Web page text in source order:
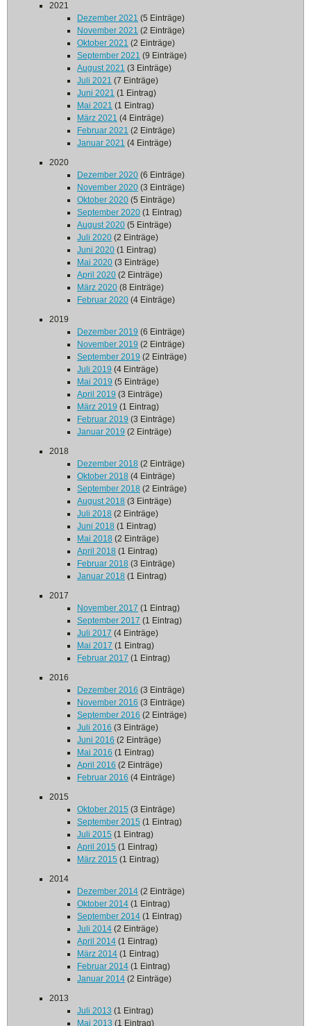
2021
Dezember 2021 (5 Einträge)
November 2021 (2 Einträge)
Oktober 2021 (2 Einträge)
September 2021 (9 Einträge)
August 2021 (3 Einträge)
Juli 2021 (7 Einträge)
Juni 2021 (1 Eintrag)
Mai 2021 (1 Eintrag)
März 2021 (4 Einträge)
Februar 2021 (2 Einträge)
Januar 2021 (4 Einträge)
2020
Dezember 2020 (6 Einträge)
November 2020 (3 Einträge)
Oktober 2020 (5 Einträge)
September 2020 (1 Eintrag)
August 2020 (5 Einträge)
Juli 2020 (2 Einträge)
Juni 2020 (1 Eintrag)
Mai 2020 (3 Einträge)
April 2020 (2 Einträge)
März 2020 (8 Einträge)
Februar 2020 (4 Einträge)
2019
Dezember 2019 (6 Einträge)
November 2019 (2 Einträge)
September 2019 (2 Einträge)
Juli 2019 (4 Einträge)
Mai 2019 (5 Einträge)
April 2019 (3 Einträge)
März 2019 (1 Eintrag)
Februar 2019 (3 Einträge)
Januar 2019 (2 Einträge)
2018
Dezember 2018 (2 Einträge)
Oktober 2018 (4 Einträge)
September 2018 (2 Einträge)
August 2018 (3 Einträge)
Juli 2018 (2 Einträge)
Juni 2018 (1 Eintrag)
Mai 2018 (2 Einträge)
April 2018 (1 Eintrag)
Februar 2018 (3 Einträge)
Januar 2018 (1 Eintrag)
2017
November 2017 (1 Eintrag)
September 2017 (1 Eintrag)
Juli 2017 (4 Einträge)
Mai 2017 (1 Eintrag)
Februar 2017 (1 Eintrag)
2016
Dezember 2016 (3 Einträge)
November 2016 (3 Einträge)
September 2016 (2 Einträge)
Juli 2016 (3 Einträge)
Juni 2016 (2 Einträge)
Mai 2016 (1 Eintrag)
April 2016 (2 Einträge)
Februar 2016 (4 Einträge)
2015
Oktober 2015 (3 Einträge)
September 2015 (1 Eintrag)
Juli 2015 (1 Eintrag)
April 2015 (1 Eintrag)
März 2015 (1 Eintrag)
2014
Dezember 2014 (2 Einträge)
Oktober 2014 (1 Eintrag)
September 2014 (1 Eintrag)
Juli 2014 (2 Einträge)
April 2014 (1 Eintrag)
März 2014 (1 Eintrag)
Februar 2014 (1 Eintrag)
Januar 2014 (2 Einträge)
2013
Juli 2013 (1 Eintrag)
Mai 2013 (1 Eintrag)